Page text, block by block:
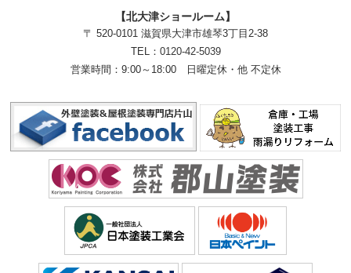
【北大津ショールーム】
〒 520-0101 滋賀県大津市雄琴3丁目2-38
TEL： 0120-42-5039
営業時間：9:00～18:00
日曜定休・他 不定休